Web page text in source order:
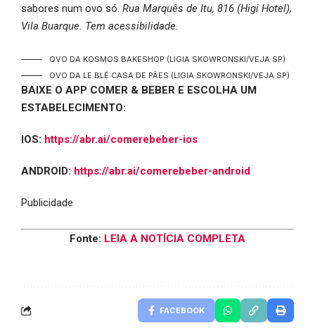
sabores num ovo só. Rua Marquês de Itu, 816 (Higi Hotel),
Vila Buarque. Tem acessibilidade.
OVO DA KOSMOS BAKESHOP (LIGIA SKOWRONSKI/VEJA SP)
OVO DA LE BLÉ CASA DE PÃES (LIGIA SKOWRONSKI/VEJA SP)
BAIXE O APP COMER & BEBER E ESCOLHA UM
ESTABELECIMENTO:
IOS: https://abr.ai/comerebeber-ios
ANDROID: https://abr.ai/comerebeber-android
Publicidade
Fonte: LEIA A NOTÍCIA COMPLETA
FACEBOOK